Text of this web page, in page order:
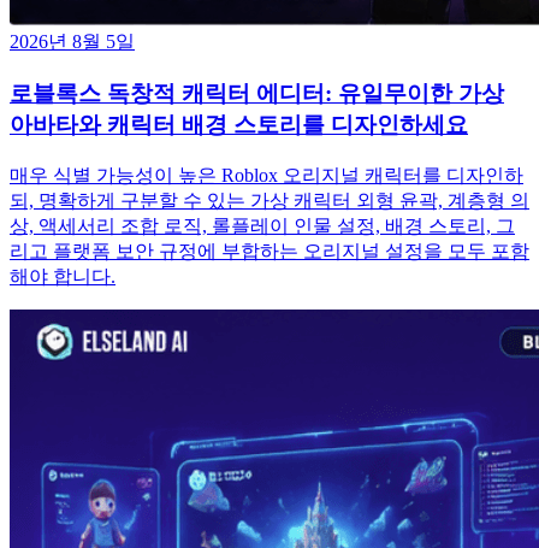
2026년 8월 5일
로블록스 독창적 캐릭터 에디터: 유일무이한 가상
아바타와 캐릭터 배경 스토리를 디자인하세요
매우 식별 가능성이 높은 Roblox 오리지널 캐릭터를 디자인하
되, 명확하게 구분할 수 있는 가상 캐릭터 외형 윤곽, 계층형 의
상, 액세서리 조합 로직, 롤플레이 인물 설정, 배경 스토리, 그
리고 플랫폼 보안 규정에 부합하는 오리지널 설정을 모두 포함
해야 합니다.